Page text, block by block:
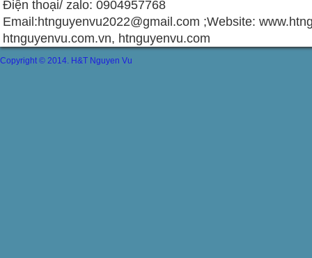
Điện thoại/ zalo: 0904957768
Email:htnguyenvu2022@gmail.com ;Website:
htnguyenvu.com.vn, htnguyenvu.com
Copyright © 2014. H&T Nguyen Vu